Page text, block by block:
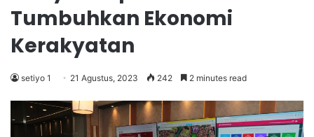
Tumbuhkan Ekonomi
Kerakyatan
setiyo 1 21 Agustus, 2023 242 2 minutes read